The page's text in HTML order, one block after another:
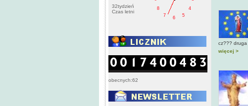
32tydzień
Czas letni
4
5
6
7
8
obecnych:62
cz??? druga
więcej >